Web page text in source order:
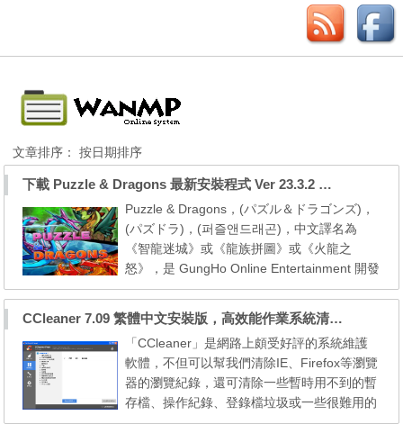
文章排序： 按日期排序
下載 Puzzle & Dragons 最新安裝程式 Ver 23.3.2 日本版、港台版… (PAD Radar) (.apk) (.xapk)
Puzzle & Dragons，(パズル＆ドラゴンズ)，
(パズドラ)，(퍼즐앤드래곤)，中文譯名為
《智龍迷城》或《龍族拼圖》或《火龍之
怒》，是 GungHo Online Entertainment 開發
的智能手機遊戲，使用消除遊戲的形式進行戰
鬥的RPG養成遊戲。本網站提供遊戲下載點方
便本地玩家直接下載遊戲。 GungHo 公司於 2
016 年3月17日在 iOS／Android 等手機平台
上推出一個全新 App 工具《龍族拼圖雷達》
（Puzzle ＆ Dragons R...
CCleaner 7.09 繁體中文安裝版，高效能作業系統清理軟體
「CCleaner」是網路上頗受好評的系統維護
軟體，不但可以幫我們清除IE、Firefox等瀏覽
器的瀏覽紀錄，還可清除一些暫時用不到的暫
存檔、操作紀錄、登錄檔垃圾或一些很難用的
Toolbar、垃圾軟體等。 CCleaner Portable is